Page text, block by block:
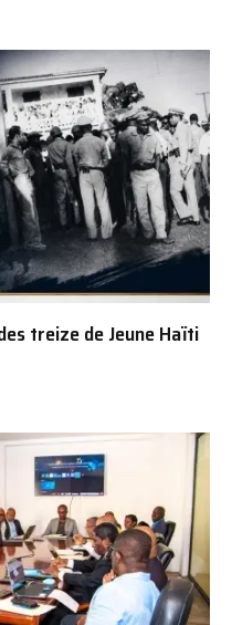
treize de Jeune Haïti